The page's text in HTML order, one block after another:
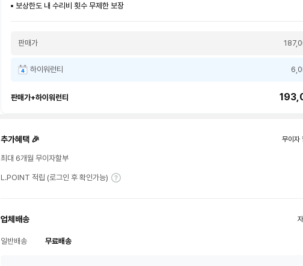
보상한도 내 수리비 횟수 무제한 보장
판매가
하이워런티
판매가+하이워런티
추가혜택 🎉 무이자
최대 6개월 무이자할부
L.POINT 적립 (로그인 후 확인가능)
업체배송
일반배송 무료배송